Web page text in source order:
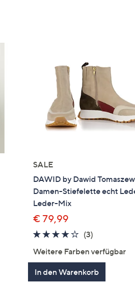
SALE
DAWID by Dawid
Damen-Stiefelette echt
Leder-Mix
€ 79,99
3.7
5
(3)
Weitere Farben verfügbar
In den Warenkorb